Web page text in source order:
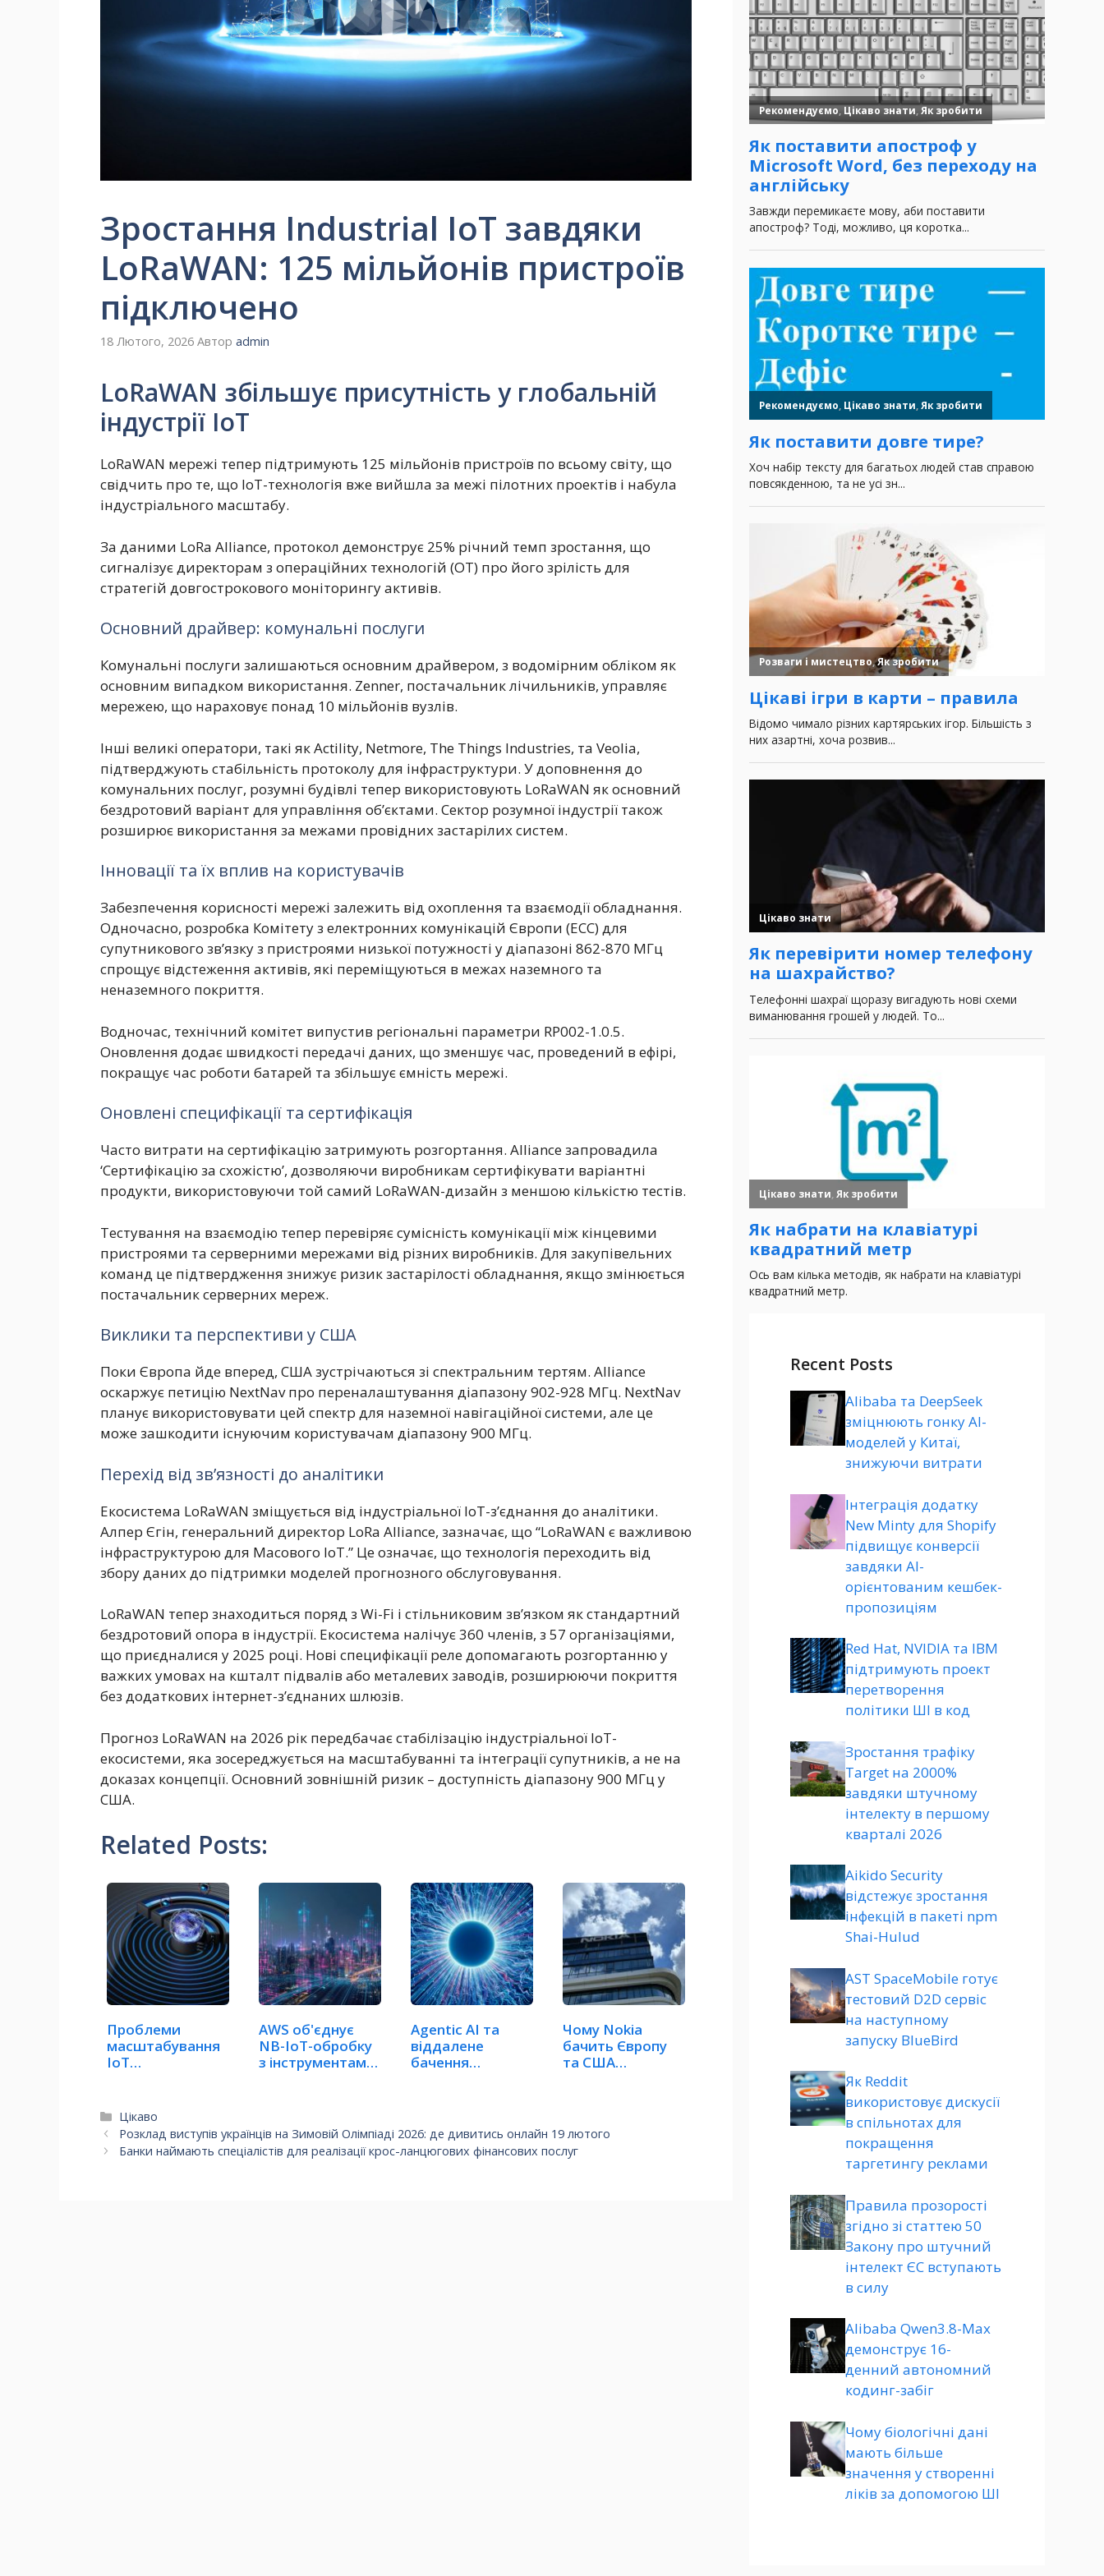
Зростання Industrial IoT завдяки
LoRaWAN: 125 мільйонів пристроїв
підключено
18 Лютого, 2026 Автор admin
LoRaWAN збільшує присутність у глобальній
індустрії IoT
LoRaWAN мережі тепер підтримують 125 мільйонів пристроїв по всьому світу, що
свідчить про те, що IoT-технологія вже вийшла за межі пілотних проектів і набула
індустріального масштабу.
За даними LoRa Alliance, протокол демонструє 25% річний темп зростання, що
сигналізує директорам з операційних технологій (OT) про його зрілість для
стратегій довгострокового моніторингу активів.
Основний драйвер: комунальні послуги
Комунальні послуги залишаються основним драйвером, з водомірним обліком як
основним випадком використання. Zenner, постачальник лічильників, управляє
мережею, що нараховує понад 10 мільйонів вузлів.
Інші великі оператори, такі як Actility, Netmore, The Things Industries, та Veolia,
підтверджують стабільність протоколу для інфраструктури. У доповнення до
комунальних послуг, розумні будівлі тепер використовують LoRaWAN як основний
бездротовий варіант для управління об’єктами. Сектор розумної індустрії також
розширює використання за межами провідних застарілих систем.
Інновації та їх вплив на користувачів
Забезпечення корисності мережі залежить від охоплення та взаємодії обладнання.
Одночасно, розробка Комітету з електронних комунікацій Європи (ECC) для
супутникового зв’язку з пристроями низької потужності у діапазоні 862-870 МГц
спрощує відстеження активів, які переміщуються в межах наземного та
неназемного покриття.
Водночас, технічний комітет випустив регіональні параметри RP002-1.0.5.
Оновлення додає швидкості передачі даних, що зменшує час, проведений в ефірі,
покращує час роботи батарей та збільшує ємність мережі.
Оновлені специфікації та сертифікація
Часто витрати на сертифікацію затримують розгортання. Alliance запровадила
‘Сертифікацію за схожістю’, дозволяючи виробникам сертифікувати варіантні
продукти, використовуючи той самий LoRaWAN-дизайн з меншою кількістю тестів.
Тестування на взаємодію тепер перевіряє сумісність комунікації між кінцевими
пристроями та серверними мережами від різних виробників. Для закупівельних
команд це підтвердження знижує ризик застарілості обладнання, якщо змінюється
постачальник серверних мереж.
Виклики та перспективи у США
Поки Європа йде вперед, США зустрічаються зі спектральним тертям. Alliance
оскаржує петицію NextNav про переналаштування діапазону 902-928 МГц. NextNav
планує використовувати цей спектр для наземної навігаційної системи, але це
може зашкодити існуючим користувачам діапазону 900 МГц.
Перехід від зв’язності до аналітики
Екосистема LoRaWAN зміщується від індустріальної IoT-з’єднання до аналітики.
Алпер Єгін, генеральний директор LoRa Alliance, зазначає, що “LoRaWAN є важливою
інфраструктурою для Масового IoT.” Це означає, що технологія переходить від
збору даних до підтримки моделей прогнозного обслуговування.
LoRaWAN тепер знаходиться поряд з Wi-Fi і стільниковим зв’язком як стандартний
бездротовий опора в індустрії. Екосистема налічує 360 членів, з 57 організаціями,
що приєдналися у 2025 році. Нові специфікації реле допомагають розгортанню у
важких умовах на кшталт підвалів або металевих заводів, розширюючи покриття
без додаткових інтернет-з’єднаних шлюзів.
Прогноз LoRaWAN на 2026 рік передбачає стабілізацію індустріальної IoT-
екосистеми, яка зосереджується на масштабуванні та інтеграції супутників, а не на
доказах концепції. Основний зовнішній ризик – доступність діапазону 900 МГц у
США.
Related Posts:
Проблеми
масштабування
IoT
AWS об'єднує
NB-IoT-обробку
з інструментами
Agentic AI та
віддалене
бачення
Чому Nokia
бачить Європу
та США
Категорії
Цікаво
Розклад виступів українців на Зимовій Олімпіаді 2026: де дивитись онлайн 19 лютого
Банки наймають спеціалістів для реалізації крос-ланцюгових фінансових послуг
Recent Posts
Alibaba та DeepSeek
зміцнюють гонку AI-
моделей у Китаї,
знижуючи витрати
Інтеграція додатку
New Minty для Shopify
підвищує конверсії
завдяки AI-
орієнтованим кешбек-
пропозиціям
Red Hat, NVIDIA та IBM
підтримують проект
перетворення
політики ШІ в код
Зростання трафіку
Target на 2000%
завдяки штучному
інтелекту в першому
кварталі 2026
Aikido Security
відстежує зростання
інфекцій в пакеті npm
Shai-Hulud
AST SpaceMobile готує
тестовий D2D сервіс
на наступному
запуску BlueBird
Як Reddit
використовує дискусії
в спільнотах для
покращення
таргетингу реклами
Правила прозорості
згідно зі статтею 50
Закону про штучний
інтелект ЄС вступають
в силу
Alibaba Qwen3.8-Max
демонструє 16-
денний автономний
кодинг-забіг
Чому біологічні дані
мають більше
значення у створенні
ліків за допомогою ШІ